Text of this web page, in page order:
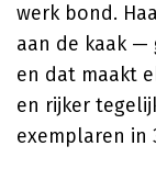
werk bond.
aan de kaak —
en dat maakt
en rijker
exemplaren in